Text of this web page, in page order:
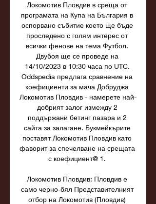
Локомотив Пловдив в среща от
програмата на Купа на България в
оспорвано събитие което ще бъде
проследено с голям интерес от
всички фенове на тема Футбол.
Двубоя ще се проведе на
14/10/2023 в 10:30 часа по UTC.
Oddspedia предлага сравнение на
коефициенти за мача Добруджа
Локомотив Пловдив - намерете най-
добрият залог измежду 2
поддържани бетинг пазара и 2
сайта за залагане. Букмейкърите
поставят Локомотив Пловдив като
фаворит за спечелване на срещата
с коефициент@ 1.
Локомотив Пловдив: Пловдив е
само черно-бял Представителният
отбор на Локомотив (Пловдив)